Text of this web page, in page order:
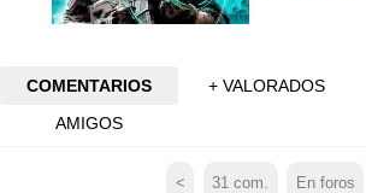
COMENTARIOS
+ VALORADOS
AMIGOS
< 31 com. En foros